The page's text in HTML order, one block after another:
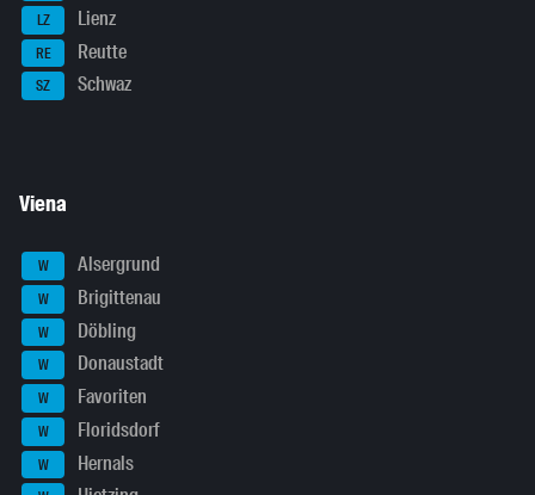
LZ Lienz
RE Reutte
SZ Schwaz
Viena
W Alsergrund
W Brigittenau
W Döbling
W Donaustadt
W Favoriten
W Floridsdorf
W Hernals